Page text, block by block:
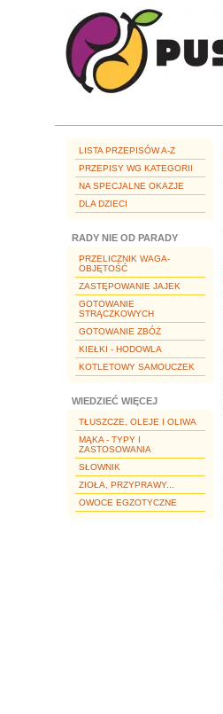
LISTA PRZEPISÓW A-Z
PRZEPISY WG KATEGORII
NA SPECJALNE OKAZJE
DLA DZIECI
RADY NIE OD PARADY
PRZELICZNIK WAGA-
OBJĘTOŚĆ
ZASTĘPOWANIE JAJEK
GOTOWANIE
STRĄCZKOWYCH
GOTOWANIE ZBÓŻ
KIEŁKI - HODOWLA
KOTLETOWY SAMOUCZEK
WIEDZIEĆ WIĘCEJ
TŁUSZCZE, OLEJE I OLIWA
MĄKA - TYPY I
ZASTOSOWANIA
SŁOWNIK
ZIOŁA, PRZYPRAWY...
OWOCE EGZOTYCZNE